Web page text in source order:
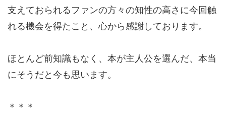
支えておられるファンの方々の知性の高さに今回触
れる機会を得たこと、心から感謝しております。
ほとんど前知識もなく、本が主人公を選んだ、本当
にそうだと今も思います。
＊＊＊